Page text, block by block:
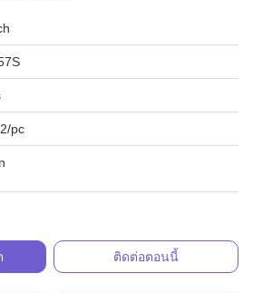
pc
ติดต่อตอนนี้